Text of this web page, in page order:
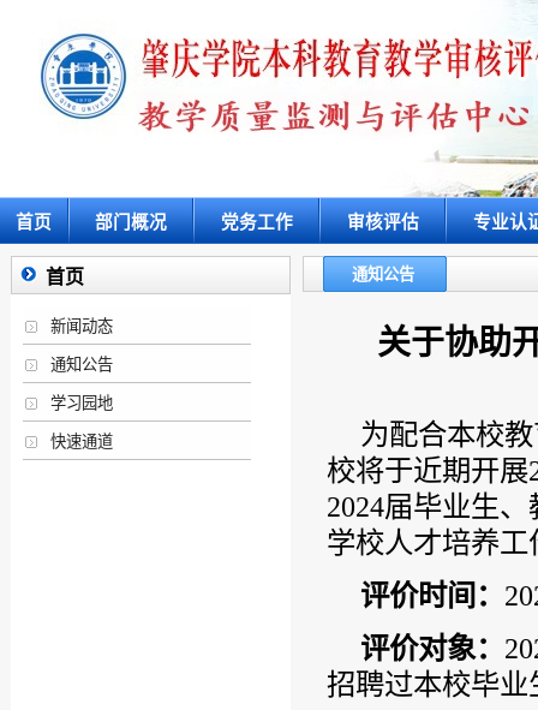
首页 部门概况 党务工作 审核评估 专业认
首页
新闻动态
通知公告
学习园地
快速通道
通知公告
关于协助
为配合本校
校将于近期开展
2024届毕业生
学校人才培养
评价时间：
评价对象：
招聘过本校毕业